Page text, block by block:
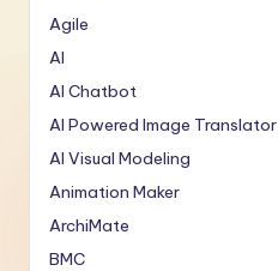
Agile
AI
AI Chatbot
AI Powered Image Translator
AI Visual Modeling
Animation Maker
ArchiMate
BMC